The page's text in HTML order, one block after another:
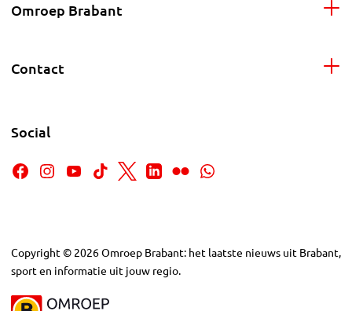
Omroep Brabant
Contact
Social
Copyright © 2026Omroep Brabant: het laatste nieuws uit Brabant,
sport en informatie uit jouw regio.